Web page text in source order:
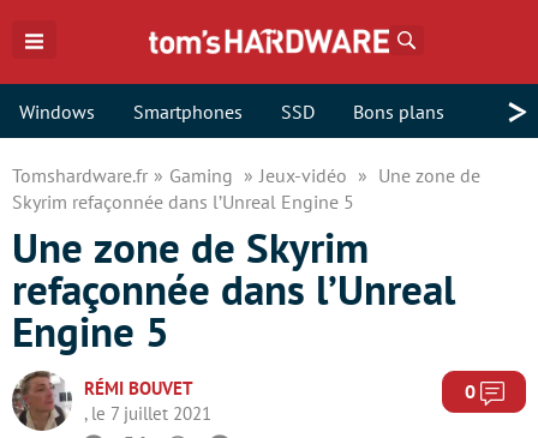
Windows Smartphones SSD Bons plans >
Tomshardware.fr Gaming Jeux-vidéo
Une zone de
Skyrim refaçonnée dans l’Unreal Engine 5
Une zone de Skyrim
refaçonnée dans l’Unreal
Engine 5
RÉMI BOUVET
, le 7 juillet 2021
0